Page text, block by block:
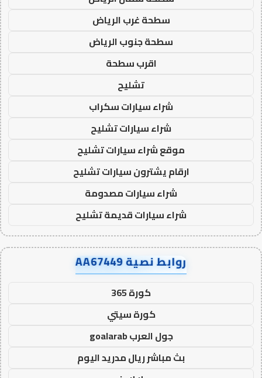
سطحة غرب الرياض
سطحة جنوب الرياض
اقرب سطحة
تشليح
شراء سيارات سكراب
شراء سيارات تشليح
موقع شراء سيارات تشليح
ارقام يشترون سيارات تشليح
شراء سيارات مصدومة
شراء سيارات قديمة تشليح
روابط نصية AA67449
كورة 365
كورة سيتي
جول العرب goalarab
بث مباشر ريال مدريد اليوم